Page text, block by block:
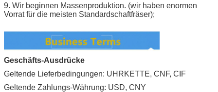
9. Wir beginnen Massenproduktion. (wir haben enormen
Vorrat für die meisten Standardschaftfräser);
Geschäfts-Ausdrücke
Geltende Lieferbedingungen: UHRKETTE, CNF, CIF
Geltende Zahlungs-Währung: USD, CNY